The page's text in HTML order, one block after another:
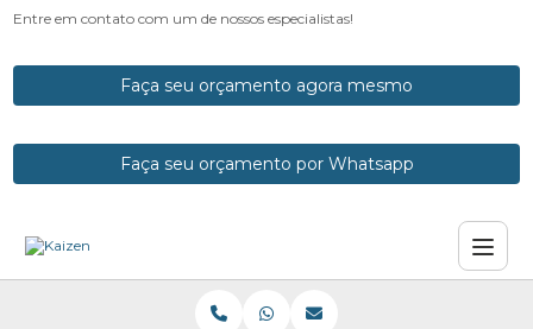
Entre em contato com um de nossos especialistas!
Faça seu orçamento agora mesmo
Faça seu orçamento por Whatsapp